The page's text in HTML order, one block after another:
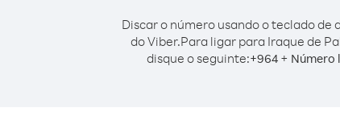
Discar o número usando o teclado de
do Viber.Para ligar para Iraque de
disque o seguinte:+964+ Número